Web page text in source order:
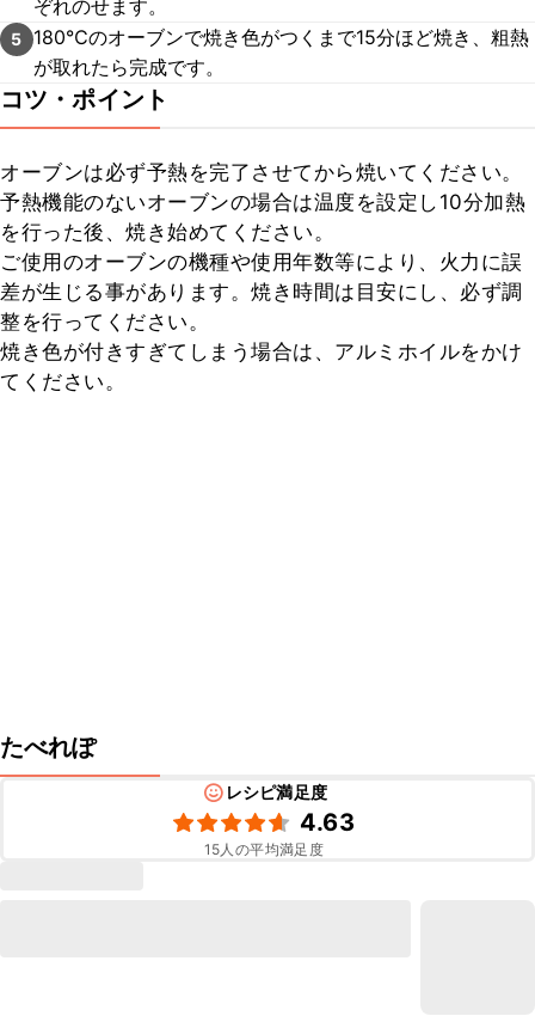
ぞれのせます。
5
180℃のオーブンで焼き色がつくまで15分ほど焼き、粗熱
が取れたら完成です。
コツ・ポイント
オーブンは必ず予熱を完了させてから焼いてください。
予熱機能のないオーブンの場合は温度を設定し10分加熱
を行った後、焼き始めてください。
ご使用のオーブンの機種や使用年数等により、火力に誤
差が生じる事があります。焼き時間は目安にし、必ず調
整を行ってください。
焼き色が付きすぎてしまう場合は、アルミホイルをかけ
てください。
たべれぽ
レシピ満足度
4.63
15人の平均満足度